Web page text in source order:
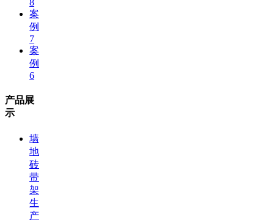
案
例
7
案
例
6
产品展
示
墙
地
砖
带
架
生
产